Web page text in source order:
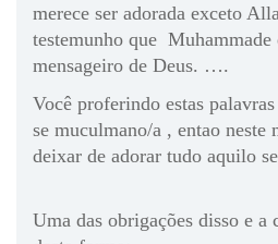
merece ser adorada exceto
testemunho que Muhammade
mensageiro de Deus. ….
Você proferindo estas
se muculmano/a , entao neste
deixar de adorar tudo aquilo
Uma das obrigações disso e a